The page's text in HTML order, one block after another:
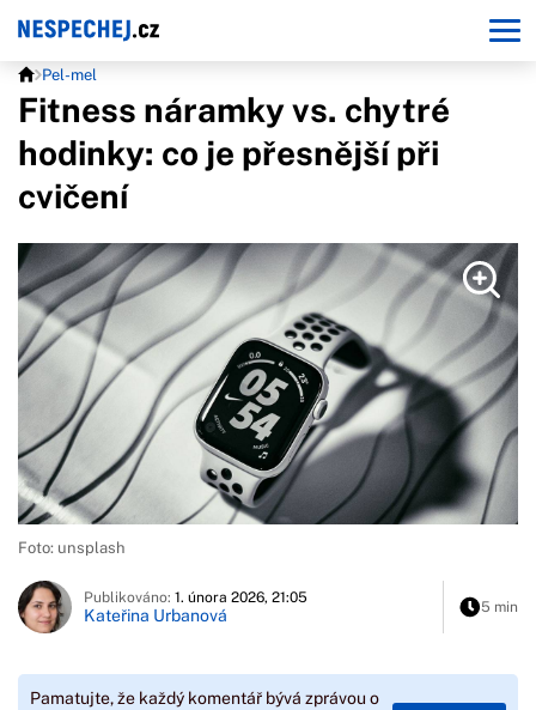
Pel-mel
Fitness náramky vs. chytré
hodinky: co je přesnější při
cvičení
Foto: unsplash
Publikováno: 1. února 2026, 21:05
Kateřina Urbanová 5 min
Pamatujte, že každý komentář bývá zprávou o